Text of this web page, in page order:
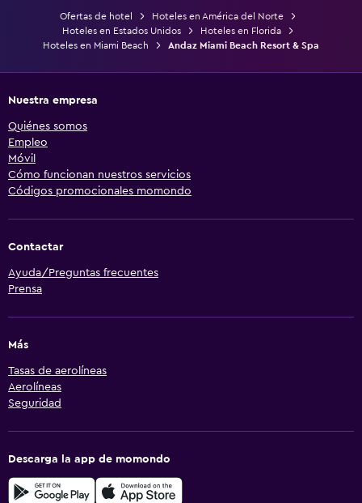
Ofertas de hotel
Hoteles en América del Norte
Hoteles en Estados Unidos
Hoteles en Florida
Hoteles en Miami Beach
Andaz Miami Beach Resort & Spa
Nuestra empresa
Quiénes somos
Empleo
Móvil
Cómo funcionan nuestros servicios
Códigos promocionales momondo
Contactar
Ayuda/Preguntas frecuentes
Prensa
Más
Tasas de aerolíneas
Aerolíneas
Seguridad
Descarga la app de momondo